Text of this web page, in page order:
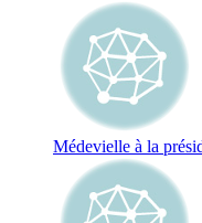
Médevielle à la